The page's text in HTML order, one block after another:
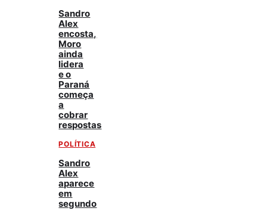
Sandro
Alex
encosta,
Moro
ainda
lidera
e o
Paraná
começa
a
cobrar
respostas
POLÍTICA
Sandro
Alex
aparece
em
segundo